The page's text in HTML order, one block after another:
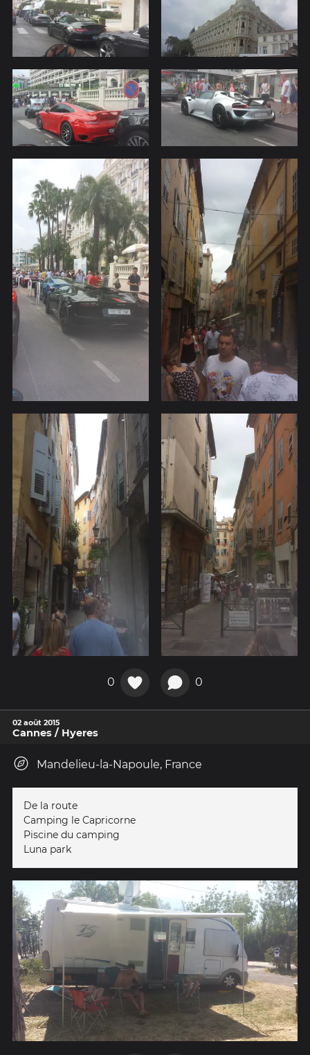
0 0
02 août 2015
Cannes / Hyeres
Mandelieu-la-Napoule, France
De la route
Camping le Capricorne
Piscine du camping
Luna park